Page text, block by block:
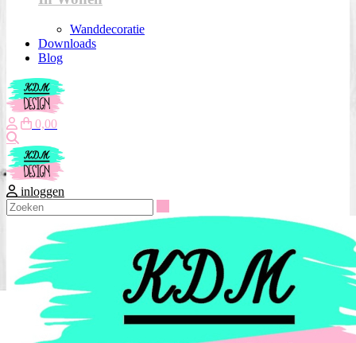
Wanddecoratie
Downloads
Blog
0,00
inloggen